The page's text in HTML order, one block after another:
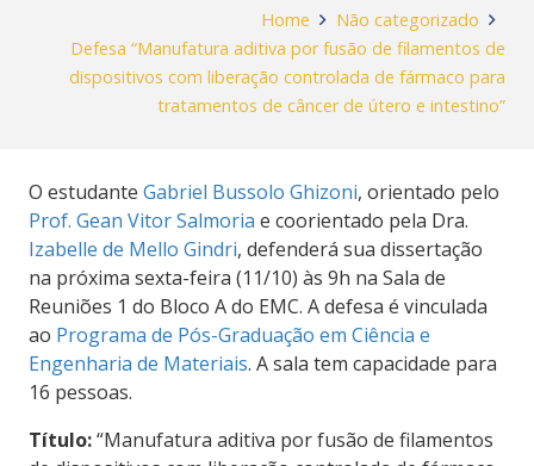
Home
Não categorizado
Defesa “Manufatura aditiva por fusão de filamentos de
dispositivos com liberação controlada de fármaco para
tratamentos de câncer de útero e intestino”
O estudante Gabriel Bussolo Ghizoni, orientado pelo
Prof. Gean Vitor Salmoria e coorientado pela Dra.
Izabelle de Mello Gindri, defenderá sua dissertação
na próxima sexta-feira (11/10) às 9h na Sala de
Reuniões 1 do Bloco A do EMC. A defesa é vinculada
ao Programa de Pós-Graduação em Ciência e
Engenharia de Materiais. A sala tem capacidade para
16 pessoas.
Título:“Manufatura aditiva por fusão de filamentos